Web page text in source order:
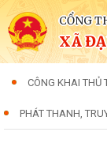
CỔNG
XÃ
CÔNG KHAI THỦ
PHÁT THANH,